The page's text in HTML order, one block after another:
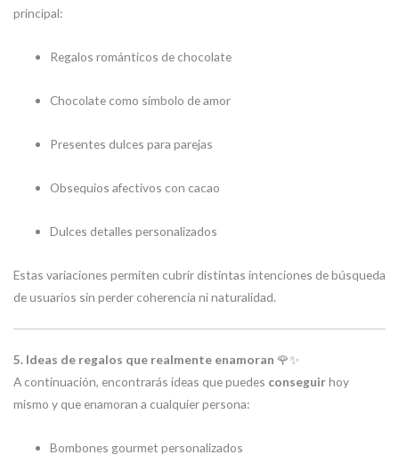
principal:
Regalos románticos de chocolate
Chocolate como símbolo de amor
Presentes dulces para parejas
Obsequios afectivos con cacao
Dulces detalles personalizados
Estas variaciones permiten cubrir distintas intenciones de búsqueda
de usuarios sin perder coherencia ni naturalidad.
5. Ideas de regalos que realmente enamoran 🌹✨
A continuación, encontrarás ideas que puedes conseguirhoy
mismo y que enamoran a cualquier persona:
Bombones gourmet personalizados